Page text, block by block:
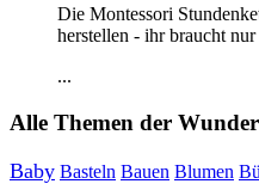
Die Montessori
herstellen - ihr braucht nur
...
Alle Themen der
Baby Basteln Bauen Blumen